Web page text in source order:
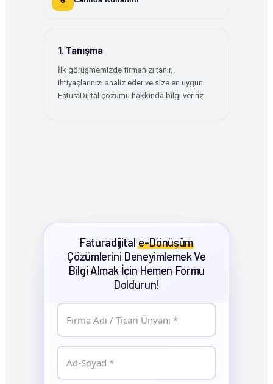
1. Tanışma
İlk görüşmemizde firmanızı tanır,
ihtiyaçlarınızı analiz eder ve size en uygun
FaturaDijital çözümü hakkında bilgi veririz.
Faturadijital e-Dönüşüm
Çözümlerini Deneyimlemek Ve
Bilgi Almak İçin Hemen Formu
Doldurun!